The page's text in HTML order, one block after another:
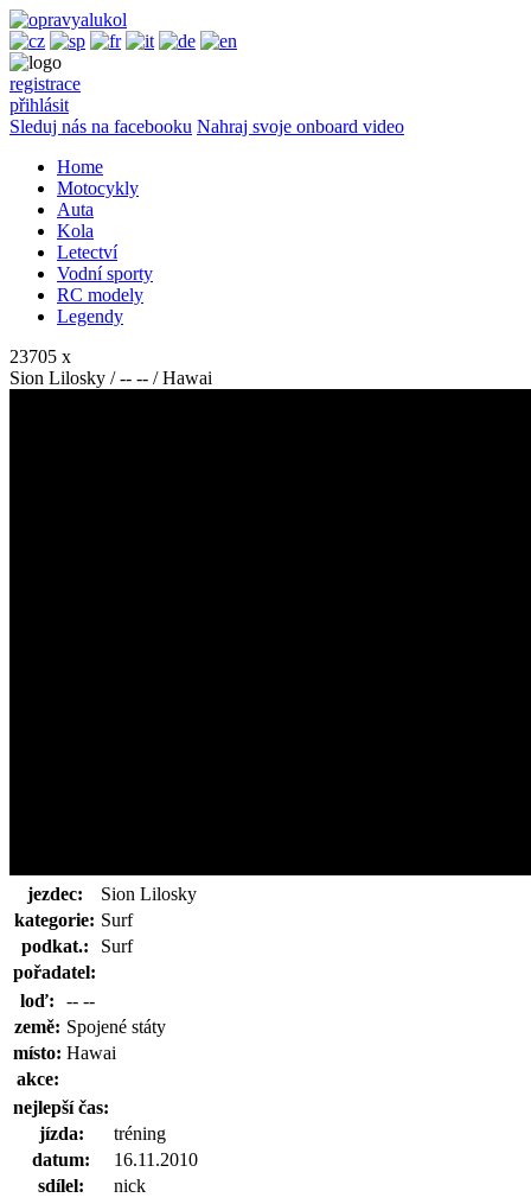
registrace
přihlásit
Sleduj nás na facebooku Nahraj svoje onboard video
Home
Motocykly
Auta
Kola
Letectví
Vodní sporty
RC modely
Legendy
23705 x
Sion Lilosky / -- -- / Hawai
jezdec:
Sion Lilosky
kategorie: Surf
podkat.:
Surf
pořadatel:
loď:
-- --
země: Spojené státy
místo: Hawai
akce:
nejlepší čas:
jízda:
tréning
datum:
16.11.2010
sdílel:
nick